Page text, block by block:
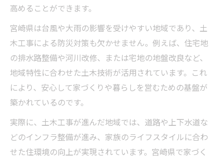
高めることができます。
宮崎県は台風や大雨の影響を受けやすい地域であり、土
木工事による防災対策も欠かせません。例えば、住宅地
の排水路整備や河川改修、または宅地の地盤改良など、
地域特性に合わせた土木技術が活用されています。これ
により、安心して家づくりや暮らしを営むための基盤が
築かれているのです。
実際に、土木工事が進んだ地域では、道路や上下水道な
どのインフラ整備が進み、家族のライフスタイルに合わ
せた住環境の向上が実現されています。宮崎県で家づく